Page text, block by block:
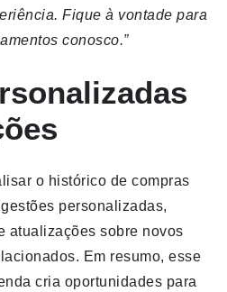
Fique à vontade para
conosco.”
o histórico de compras
personalizadas,
atualizações sobre novos
Em resumo, esse
cria oportunidades para